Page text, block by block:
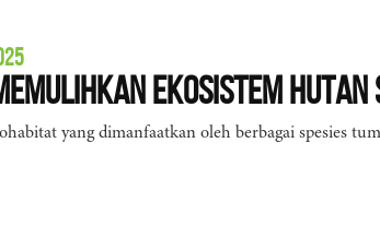
Ekosistem
yang dimanfaatkan oleh berbagai spesies